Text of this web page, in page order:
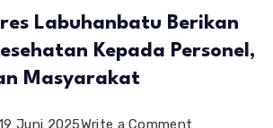
Labuhanbatu Berikan
Kepada Personel,
Masyarakat